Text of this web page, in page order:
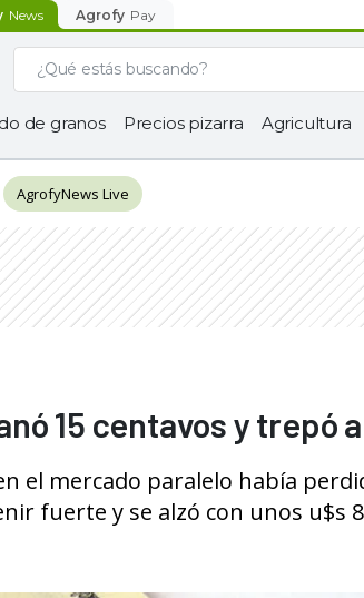
News Agrofy Pay
de granos Precios pizarra Agricultura
AgrofyNews Live
15 centavos y trepó
el mercado paralelo había
fuerte y se alzó con unos u$s